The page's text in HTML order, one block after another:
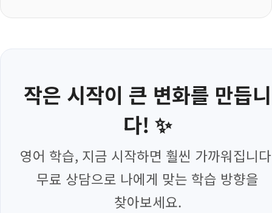
작은 시작이 큰 변화를 만듭니
다! ✨
영어 학습, 지금 시작하면 훨씬 가까워집니
무료 상담으로 나에게 맞는 학습 방향을
찾아보세요.